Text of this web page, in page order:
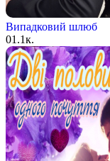
Випадковий шлюб
01.1к.